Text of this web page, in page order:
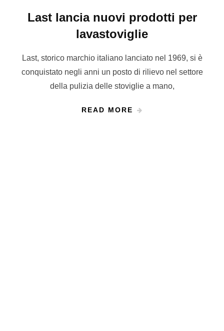
Last lancia nuovi prodotti per
lavastoviglie
Last, storico marchio italiano lanciato nel 1969, si è
conquistato negli anni un posto di rilievo nel settore
della pulizia delle stoviglie a mano,
READ MORE